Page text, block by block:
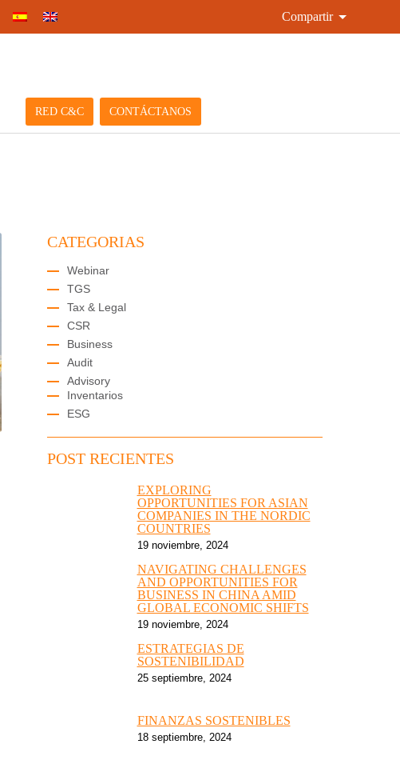
Compartir
RED C&C CONTÁCTANOS
CATEGORIAS
Webinar
TGS
Tax & Legal
CSR
Business
Audit
Advisory
Inventarios
ESG
POST RECIENTES
EXPLORING
OPPORTUNITIES FOR ASIAN
COMPANIES IN THE NORDIC
COUNTRIES
19 noviembre, 2024
NAVIGATING CHALLENGES
AND OPPORTUNITIES FOR
BUSINESS IN CHINA AMID
GLOBAL ECONOMIC SHIFTS
19 noviembre, 2024
ESTRATEGIAS DE
SOSTENIBILIDAD
25 septiembre, 2024
FINANZAS SOSTENIBLES
18 septiembre, 2024